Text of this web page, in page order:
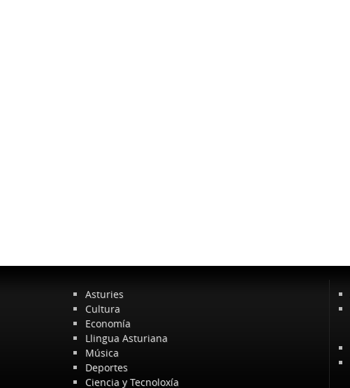
Asturies
Cultura
Economía
Llingua Asturiana
Música
Deportes
Ciencia y Tecnoloxía